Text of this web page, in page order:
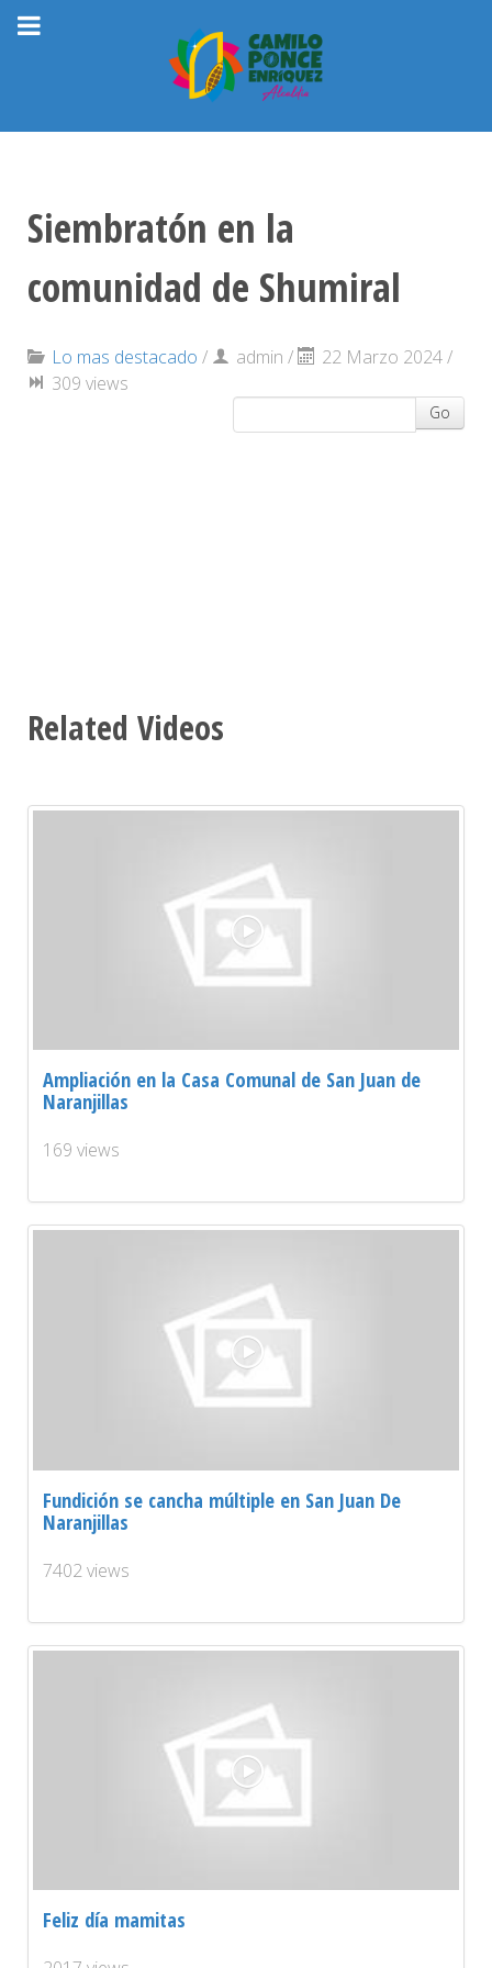
Siembratón en la
comunidad de Shumiral
Lo mas destacado / admin /
22 Marzo 2024 /
309 views
Go
Related Videos
Ampliación en la Casa Comunal de San Juan de
Naranjillas
169 views
Fundición se cancha múltiple en San Juan De
Naranjillas
7402 views
Feliz día mamitas